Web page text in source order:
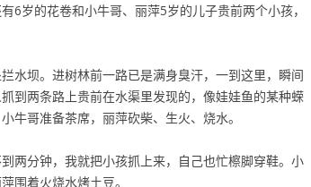
6岁的花卷和小牛哥、丽萍5岁的儿子贵前两个小孩，
水坝。进树林前一路已是满身臭汗，一到这里，瞬间
到两条路上贵前在水渠里发现的，像娃娃鱼的某种蝾
牛哥准备茶席，丽萍砍柴、生火、烧水。
两分钟，我就把小孩抓上来，自己也忙檫脚穿鞋。小
围着火烧水烤土豆。